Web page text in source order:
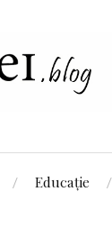
Educație